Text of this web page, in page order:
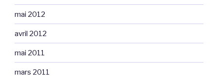
mai 2012
avril 2012
mai 2011
mars 2011